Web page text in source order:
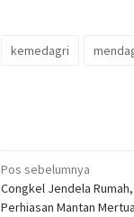
kemedagri
Navigasi
pos
Pos sebelumnya
Congkel Jendela
Perhiasan Mantan Mertua